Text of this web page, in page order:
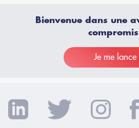
Bienvenue dans une
Je me lance